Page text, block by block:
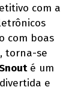
com a
com boas
torna-se
é um
e